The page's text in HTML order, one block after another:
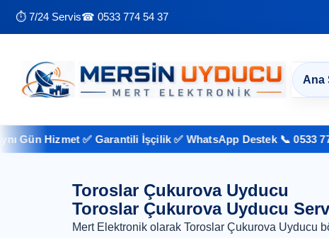
⏱ 7/24 Servis☎ 0533 774 54 37
Ana
Gün Hizmet ✅ Garantili İşçilik ✅ WhatsApp Destek 📞 0533 774
Toroslar Çukurova Uyducu
Toroslar Çukurova Uyducu
Mert Elektronik olarak Toroslar Çukurova Uyducu